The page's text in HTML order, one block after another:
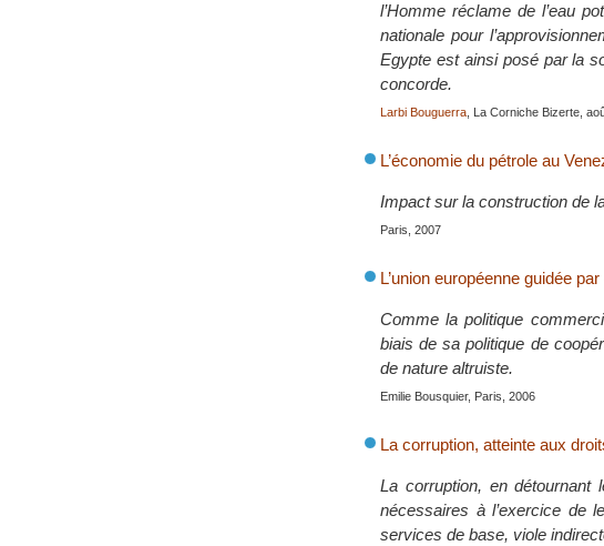
l’Homme réclame de l’eau
nationale pour
Egypte est ainsi posé par la
concorde.
Larbi Bouguerra , La Corniche Bizerte,
L’économie du pétrole au
Impact sur la construction de
Paris, 2007
L’union européenne guidée
Comme la politique
biais de sa politique de
de nature altruiste.
Emilie Bousquier, Paris, 2006
La corruption, atteinte aux
La corruption, en
nécessaires à l’exercice de
services de base, viole